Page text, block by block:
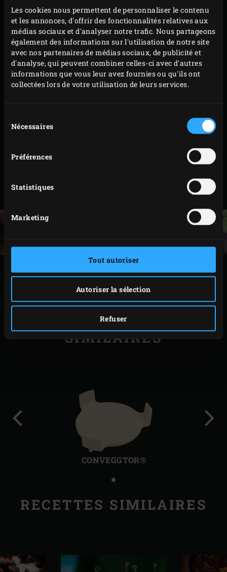
Les cookies nous permettent de personnaliser le contenu
et les annonces, d'offrir des fonctionnalités relatives aux
médias sociaux et d'analyser notre trafic. Nous partageons
également des informations sur l'utilisation de notre site
avec nos partenaires de médias sociaux, de publicité et
d'analyse, qui peuvent combiner celles-ci avec d'autres
informations que vous leur avez fournies ou qu'ils ont
collectées lors de votre utilisation de leurs services.
duNécessaires
Préférences
Statistiques
Marketing
Tout autoriser
Autoriser la sélection
Refuser
et la chair et bien la faire pénétrer. Répandre aussi
de la farce dans le ventre du poulet. Bien
badigeonner la peau avec de l’huile d’olive et la
recouvrir complètement avec la farce.
Fixer la demi-canette de Radler dans lasupport à
rôtir pour poulet à la bièreet mettre le poulet par-
couvercle de l’EGG et cuire le Beer can chicken 60 à
pour barbecue
retirer la lèchefrite de l’EGG et avant de servir râper
un peu de zeste de citron vert et de citron sur la
volaille.
IMPRIMER
ACCESSOIRES
SIMILAIRES
CONVEGGTOR®
RECETTES SIMILAIRES